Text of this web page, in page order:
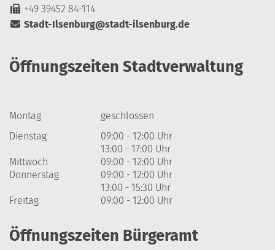
+49 39452 84-114
Stadt-Ilsenburg@stadt-ilsenburg.de
Öffnungszeiten Stadtverwaltung
Montag
geschlossen
Dienstag
09:00 - 12:00 Uhr
13:00 - 17:00 Uhr
Mittwoch
09:00 - 12:00 Uhr
Donnerstag
09:00 - 12:00 Uhr
13:00 - 15:30 Uhr
Freitag
09:00 - 12:00 Uhr
Öffnungszeiten Bürgeramt